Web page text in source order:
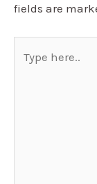
fields are